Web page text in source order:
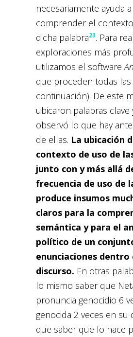
necesariamente ayuda a
comprender el
dicha palabra23. Para
exploraciones más
utilizamos el software
que proceden todas las
continuación). De este
ubicaron palabras clave
observó lo que hay
de ellas. La ubicación
contexto de uso de
junto con y más allá
frecuencia de uso de
produce insumos
claros para la
semántica y para el
político de un
enunciaciones dentro
discurso. En otras
lo mismo saber que
pronuncia genocidio 6
genocida 2 veces en su
que saber que lo hace